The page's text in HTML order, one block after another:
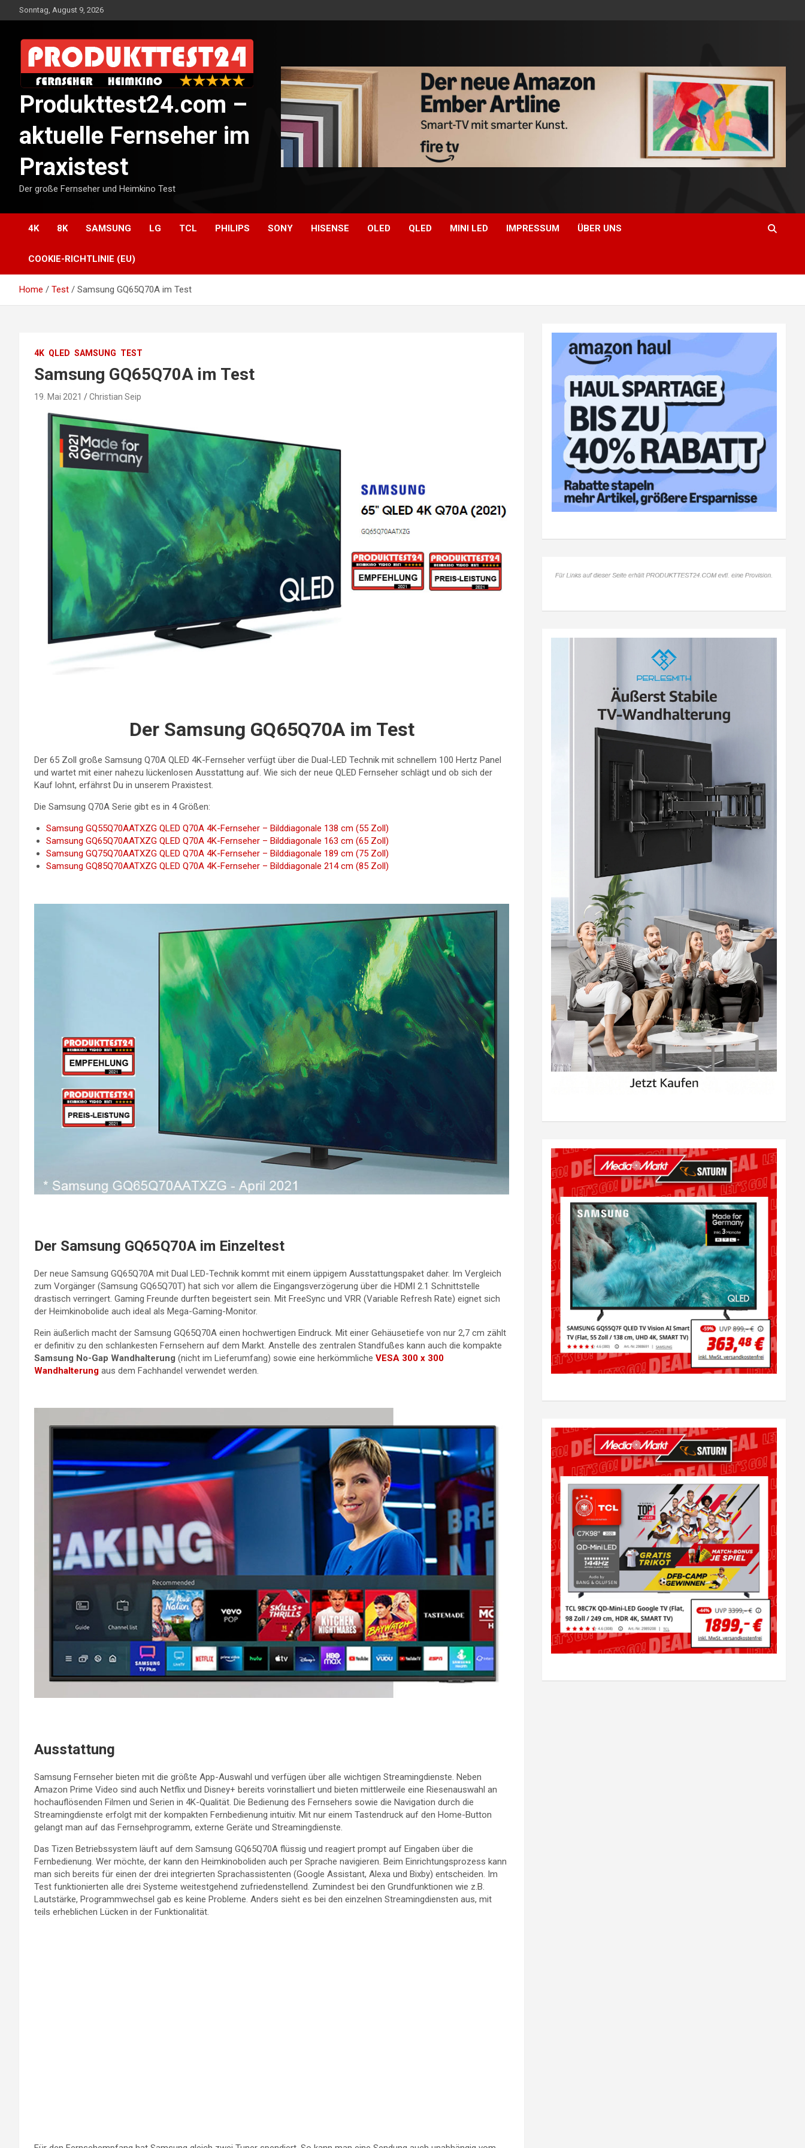
to
Sonntag, August 9, 2026
Produkttest24.com –
aktuelle Fernseher im
Praxistest
Der große Fernseher und Heimkino Test
4K 8K SAMSUNG LG TCL PHILIPS SONY HISENSE OLED QLED MINI LED IMPRESSUM ÜBER UNS
COOKIE-RICHTLINIE (EU)
Home Test Samsung GQ65Q70A im Test
4K QLED SAMSUNG TEST
Samsung GQ65Q70A im Test
19. Mai 2021 Christian Seip
Der Samsung GQ65Q70A im Test
Der 65 Zoll große Samsung Q70A QLED 4K-Fernseher verfügt über die Dual-LED Technik mit schnellem 100 Hertz Panel
und wartet mit einer nahezu lückenlosen Ausstattung auf. Wie sich der neue QLED Fernseher schlägt und ob sich der
Kauf lohnt, erfährst Du in unserem Praxistest.
Die Samsung Q70A Serie gibt es in 4 Größen:
Samsung GQ55Q70AATXZG QLED Q70A 4K-Fernseher – Bilddiagonale 138 cm (55 Zoll)
Samsung GQ65Q70AATXZG QLED Q70A 4K-Fernseher – Bilddiagonale 163 cm (65 Zoll)
Samsung GQ75Q70AATXZG QLED Q70A 4K-Fernseher – Bilddiagonale 189 cm (75 Zoll)
Samsung GQ85Q70AATXZG QLED Q70A 4K-Fernseher – Bilddiagonale 214 cm (85 Zoll)
Der Samsung GQ65Q70A im Einzeltest
Der neue Samsung GQ65Q70A mit Dual LED-Technik kommt mit einem üppigem Ausstattungspaket daher. Im Vergleich
zum Vorgänger (Samsung GQ65Q70T) hat sich vor allem die Eingangsverzögerung über die HDMI 2.1 Schnittstelle
drastisch verringert. Gaming Freunde durften begeistert sein. Mit FreeSync und VRR (Variable Refresh Rate) eignet sich
der Heimkinobolide auch ideal als Mega-Gaming-Monitor.
Rein äußerlich macht der Samsung GQ65Q70A einen hochwertigen Eindruck. Mit einer Gehäusetiefe von nur 2,7 cm zählt
er definitiv zu den schlankesten Fernsehern auf dem Markt. Anstelle des zentralen Standfußes kann auch die kompakte
Samsung No-Gap Wandhalterung (nicht im Lieferumfang) sowie eine herkömmliche VESA 300 x 300
Wandhalterung aus dem Fachhandel verwendet werden.
Ausstattung
Samsung Fernseher bieten mit die größte App-Auswahl und verfügen über alle wichtigen Streamingdienste. Neben
Amazon Prime Video sind auch Netflix und Disney+ bereits vorinstalliert und bieten mittlerweile eine Riesenauswahl an
hochauflösenden Filmen und Serien in 4K-Qualität. Die Bedienung des Fernsehers sowie die Navigation durch die
Streamingdienste erfolgt mit der kompakten Fernbedienung intuitiv. Mit nur einem Tastendruck auf den Home-Button
gelangt man auf das Fernsehprogramm, externe Geräte und Streamingdienste.
Das Tizen Betriebssystem läuft auf dem Samsung GQ65Q70A flüssig und reagiert prompt auf Eingaben über die
Fernbedienung. Wer möchte, der kann den Heimkinoboliden auch per Sprache navigieren. Beim Einrichtungsprozess kann
man sich bereits für einen der drei integrierten Sprachassistenten (Google Assistant, Alexa und Bixby) entscheiden. Im
Test funktionierten alle drei Systeme weitestgehend zufriedenstellend. Zumindest bei den Grundfunktionen wie z.B.
Lautstärke, Programmwechsel gab es keine Probleme. Anders sieht es bei den einzelnen Streamingdiensten aus, mit
teils erheblichen Lücken in der Funktionalität.